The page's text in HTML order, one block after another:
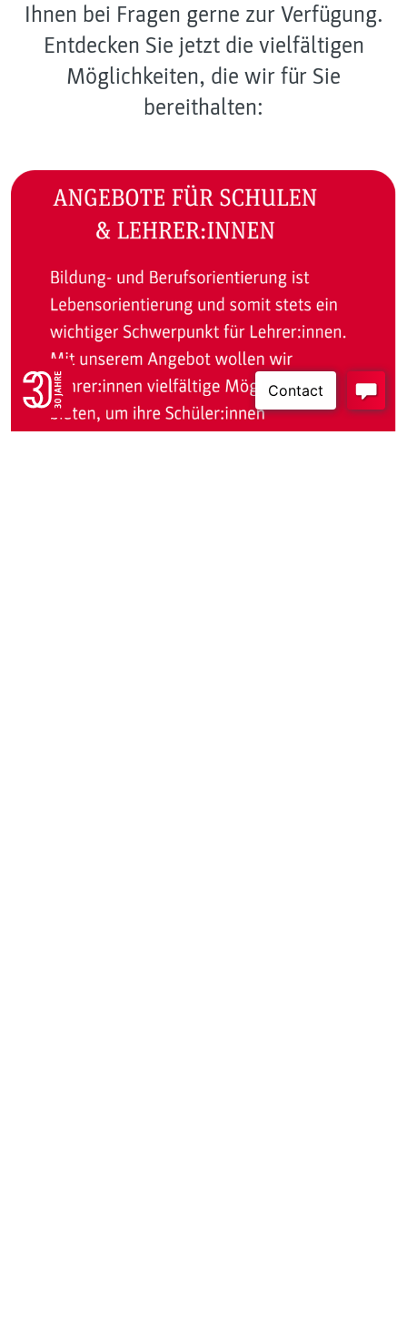
Ihnen bei Fragen gerne zur Verfügung.
Entdecken Sie jetzt die vielfältigen
Möglichkeiten, die wir für Sie
bereithalten:
Go to 30 years FH JOANNEUM page